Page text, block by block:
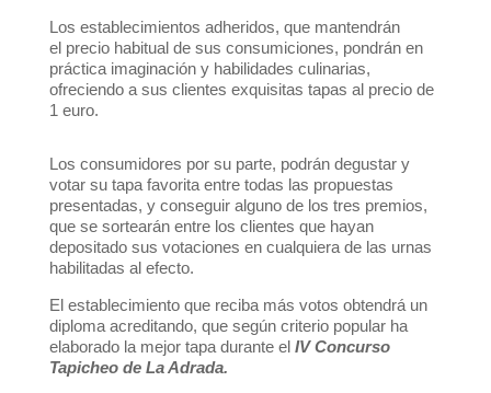
Los establecimientos adheridos, que mantendrán
el precio habitual de sus consumiciones, pondrán en
práctica imaginación y habilidades culinarias,
ofreciendo a sus clientes exquisitas tapas al precio de
1 euro.
Los consumidores por su parte, podrán degustar y
votar su tapa favorita entre todas las propuestas
presentadas, y conseguir alguno de los tres premios,
que se sortearán entre los clientes que hayan
depositado sus votaciones en cualquiera de las urnas
habilitadas al efecto.
El establecimiento que reciba más votos obtendrá un
diploma acreditando, que según criterio popular ha
elaborado la mejor tapa durante el IV Concurso
Tapicheo de La Adrada.